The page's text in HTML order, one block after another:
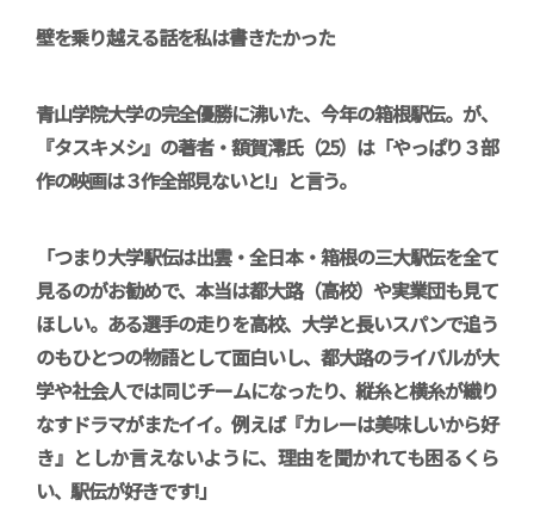
壁を乗り越える話を私は書きたかった
青山学院大学の完全優勝に沸いた、今年の箱根駅伝。が、
『タスキメシ』の著者・額賀澪氏（25）は「やっぱり３部
作の映画は３作全部見ないと!」と言う。
「つまり大学駅伝は出雲・全日本・箱根の三大駅伝を全て
見るのがお勧めで、本当は都大路（高校）や実業団も見て
ほしい。ある選手の走りを高校、大学と長いスパンで追う
のもひとつの物語として面白いし、都大路のライバルが大
学や社会人では同じチームになったり、縦糸と横糸が織り
なすドラマがまたイイ。例えば『カレーは美味しいから好
き』としか言えないように、理由を聞かれても困るくら
い、駅伝が好きです!」